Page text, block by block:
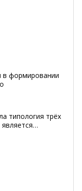
в формировании
типология трёх